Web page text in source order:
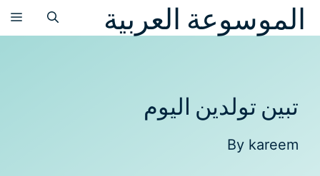
انتقلالموسوعة العربية
تبين تولدين اليوم
By kareem